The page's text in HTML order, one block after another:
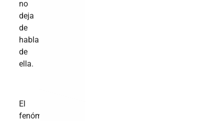
no
deja
de
hablar
de
ella.
El
fenómeno